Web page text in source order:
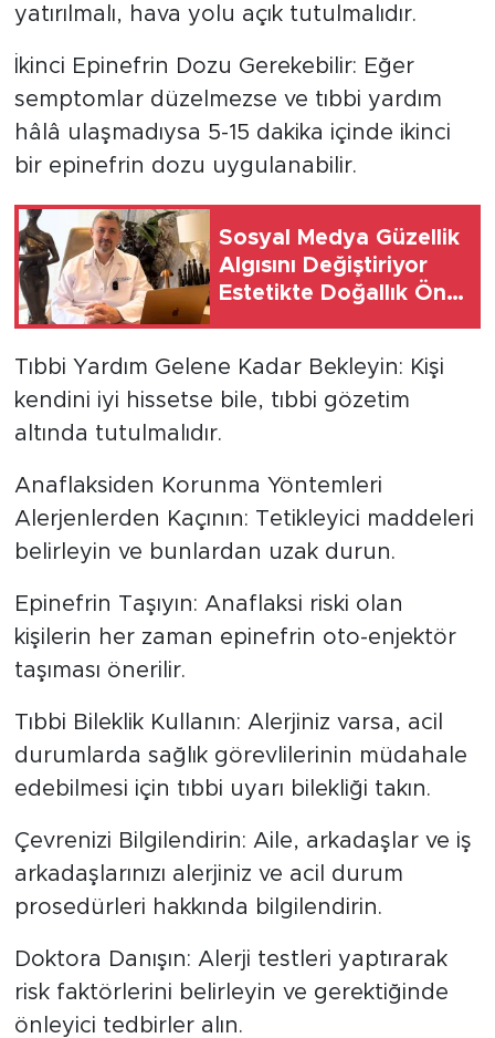
yatırılmalı, hava yolu açık tutulmalıdır.
İkinci Epinefrin Dozu Gerekebilir: Eğer
semptomlar düzelmezse ve tıbbi yardım
hâlâ ulaşmadıysa 5-15 dakika içinde ikinci
bir epinefrin dozu uygulanabilir.
Sosyal Medya Güzellik
Algısını Değiştiriyor
Estetikte Doğallık Ön
Tıbbi Yardım Gelene Kadar Bekleyin: Kişi
kendini iyi hissetse bile, tıbbi gözetim
altında tutulmalıdır.
Anaflaksiden Korunma Yöntemleri
Alerjenlerden Kaçının: Tetikleyici maddeleri
belirleyin ve bunlardan uzak durun.
Epinefrin Taşıyın: Anaflaksi riski olan
kişilerin her zaman epinefrin oto-enjektör
taşıması önerilir.
Tıbbi Bileklik Kullanın: Alerjiniz varsa, acil
durumlarda sağlık görevlilerinin müdahale
edebilmesi için tıbbi uyarı bilekliği takın.
Çevrenizi Bilgilendirin: Aile, arkadaşlar ve iş
arkadaşlarınızı alerjiniz ve acil durum
prosedürleri hakkında bilgilendirin.
Doktora Danışın: Alerji testleri yaptırarak
risk faktörlerini belirleyin ve gerektiğinde
önleyici tedbirler alın.